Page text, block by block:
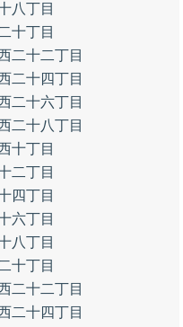
八丁目
十丁目
二十二丁目
二十四丁目
二十六丁目
二十八丁目
十丁目
二丁目
四丁目
六丁目
八丁目
十丁目
二十二丁目
二十四丁目